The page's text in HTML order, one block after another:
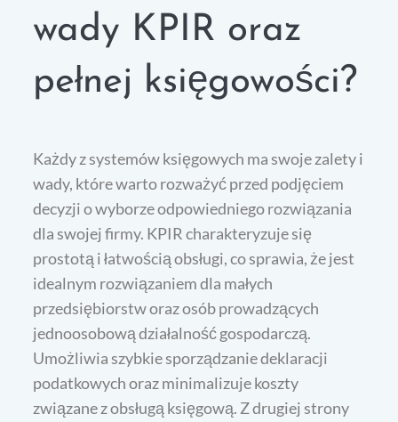
wady KPIR oraz
pełnej księgowości?
Każdy z systemów księgowych ma swoje zalety i
wady, które warto rozważyć przed podjęciem
decyzji o wyborze odpowiedniego rozwiązania
dla swojej firmy. KPIR charakteryzuje się
prostotą i łatwością obsługi, co sprawia, że jest
idealnym rozwiązaniem dla małych
przedsiębiorstw oraz osób prowadzących
jednoosobową działalność gospodarczą.
Umożliwia szybkie sporządzanie deklaracji
podatkowych oraz minimalizuje koszty
związane z obsługą księgową. Z drugiej strony